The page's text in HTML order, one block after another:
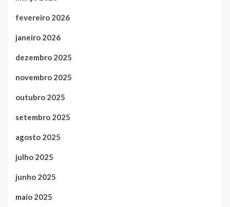
fevereiro 2026
janeiro 2026
dezembro 2025
novembro 2025
outubro 2025
setembro 2025
agosto 2025
julho 2025
junho 2025
maio 2025